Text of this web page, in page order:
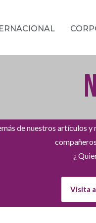
de nuestros artículos
¿
Visita